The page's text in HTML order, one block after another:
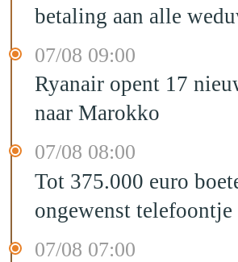
betaling aan alle
07/08 09:00
Ryanair opent 17
naar Marokko
07/08 08:00
Tot 375.000 euro
ongewenst
07/08 07:00